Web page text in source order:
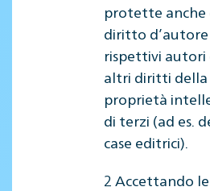
protette anche
diritto
rispettivi autori
altri diritti della
proprietà
di terzi (ad es.
case editrici).
2 Accettando le